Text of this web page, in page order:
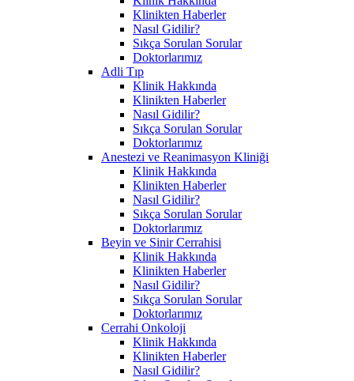
Klinikten Haberler
Nasıl Gidilir?
Sıkça Sorulan Sorular
Doktorlarımız
Adli Tıp
Klinik Hakkında
Klinikten Haberler
Nasıl Gidilir?
Sıkça Sorulan Sorular
Doktorlarımız
Anestezi ve Reanimasyon Kliniği
Klinik Hakkında
Klinikten Haberler
Nasıl Gidilir?
Sıkça Sorulan Sorular
Doktorlarımız
Beyin ve Sinir Cerrahisi
Klinik Hakkında
Klinikten Haberler
Nasıl Gidilir?
Sıkça Sorulan Sorular
Doktorlarımız
Cerrahi Onkoloji
Klinik Hakkında
Klinikten Haberler
Nasıl Gidilir?